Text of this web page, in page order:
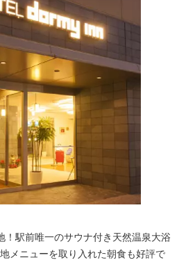
！駅前唯一のサウナ付き天然温泉大浴
メニューを取り入れた朝食も好評で